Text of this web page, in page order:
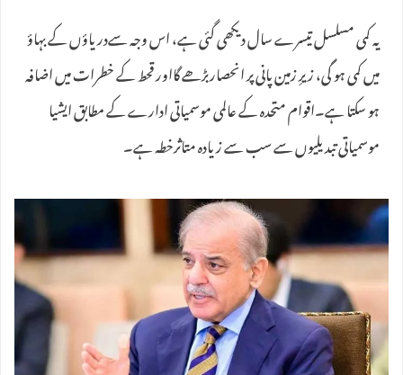
یہ کمی مسلسل تیسرے سال دیکھی گئی ہے، اس وجہ سےدریاؤں کے بہاؤ
میں کمی ہو گی، زیرِ زمین پانی پر انحصاربڑھے گااور قحط کے خطرات میں اضافہ
ہو سکتا ہے۔اقوام متحدہ کے عالمی موسمیاتی ادارے کے مطابق ایشیا
موسمیاتی تبدیلیوں سے سب سے زیادہ متاثرخطہ ہے۔